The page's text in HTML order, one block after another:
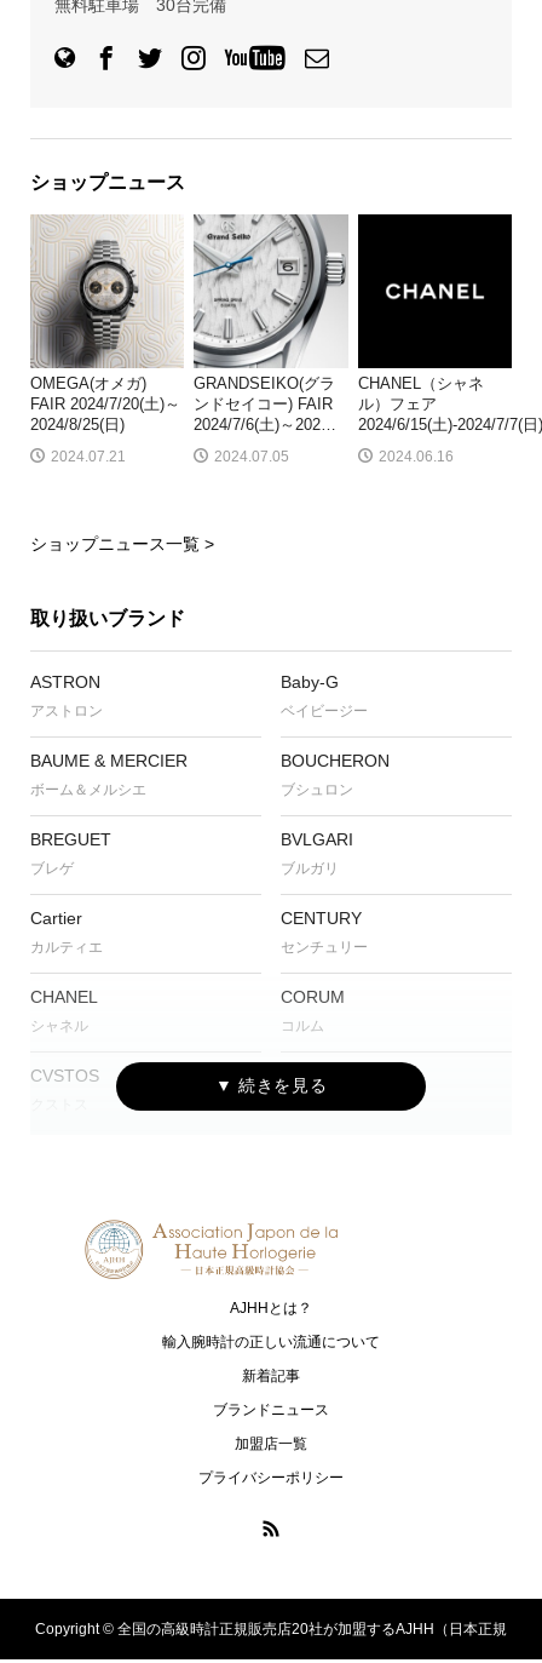
無料駐車場 30台完備
ショップニュース
OMEGA(オメガ)
FAIR 2024/7/20(土)～
2024/8/25(日)
2024.07.21
GRANDSEIKO(グラ
ンドセイコー) FAIR
2024/7/6(土)～202…
2024.07.05
CHANEL（シャネ
ル）フェア
2024/6/15(土)-2024/7/7(日)
2024.06.16
ショップニュース一覧 >
取り扱いブランド
ASTRON
アストロン
Baby-G
ベイビージー
BAUME & MERCIER
ボーム＆メルシエ
BOUCHERON
ブシュロン
BREGUET
ブレゲ
BVLGARI
ブルガリ
Cartier
カルティエ
CENTURY
センチュリー
CHANEL
シャネル
CORUM
コルム
CVSTOS EDOX
G-SHOCK
ジーショック
HARRY WINSTON
ハリー・ウィンストン
I.T.A.
アイ･ティー･エー
アイ・ダブリュー・シー シャフハ
ローリーロドキン
エムアールジー エムティージー
AJHHとは？
輸入腕時計の正しい流通について
新着記事
ブランドニュース
加盟店一覧
プライバシーポリシー
Copyright © 全国の高級時計正規販売店20社が加盟するAJHH（日本正規